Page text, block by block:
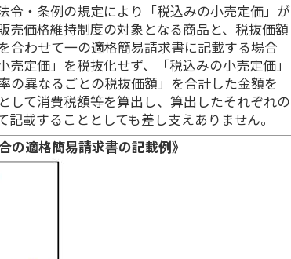
令・条例の規定により「税込みの小売定価」が
売価格維持制度の対象となる商品と、税抜価額
合わせて一の適格簡易請求書に記載する場合
売定価」を税抜化せず、「税込みの小売定価」
の異なるごとの税抜価額」を合計した金額を
して消費税額等を算出し、算出したそれぞれの
載することとしても差し支えありません。
の適格簡易請求書の記載例》